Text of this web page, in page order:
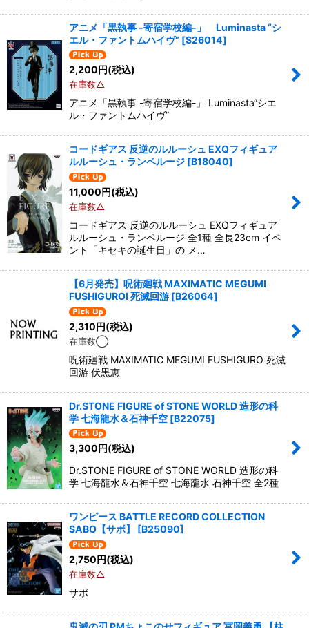
アニメ「黒執事 -寄宿学校編-」 Luminasta “シ
エル・ファントムハイヴ” [S26014]
2,200円(税込)
在庫数△
アニメ「黒執事 -寄宿学校編-」 Luminasta“シエ
ル・ファントムハイヴ”
コードギアス 反逆のルルーシュ EXQフィギュア
ルルーシュ・ランペルージ [B18040]
11,000円(税込)
在庫数△
コードギアス 反逆のルルーシュ EXQフィギュア
ルルーシュ・ランペルージ 全1種 全長23cm イベ
ント「キセキの誕生日」の メ…
【6月発売】呪術廻戦 MAXIMATIC MEGUMI
FUSHIGUROI 死滅回游 [B26064]
2,310円(税込)
在庫数◯
呪術廻戦 MAXIMATIC MEGUMI FUSHIGURO 死滅
回游 伏黒恵
Dr.STONE FIGURE of STONE WORLD 造形の科
学 七海龍水＆石神千空 [B22075]
3,300円(税込)
Dr.STONE FIGURE of STONE WORLD 造形の科
学 七海龍水＆石神千空 七海龍水 石神千空 全2種
ワンピース BATTLE RECORD COLLECTION
SABO【サボ】
[B25090]
2,750円(税込)
在庫数△
サボ